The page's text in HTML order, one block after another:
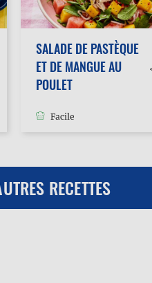
SALADE DE PASTÈQUE
ET DE MANGUE AU
POULET
Facile
RECETTES